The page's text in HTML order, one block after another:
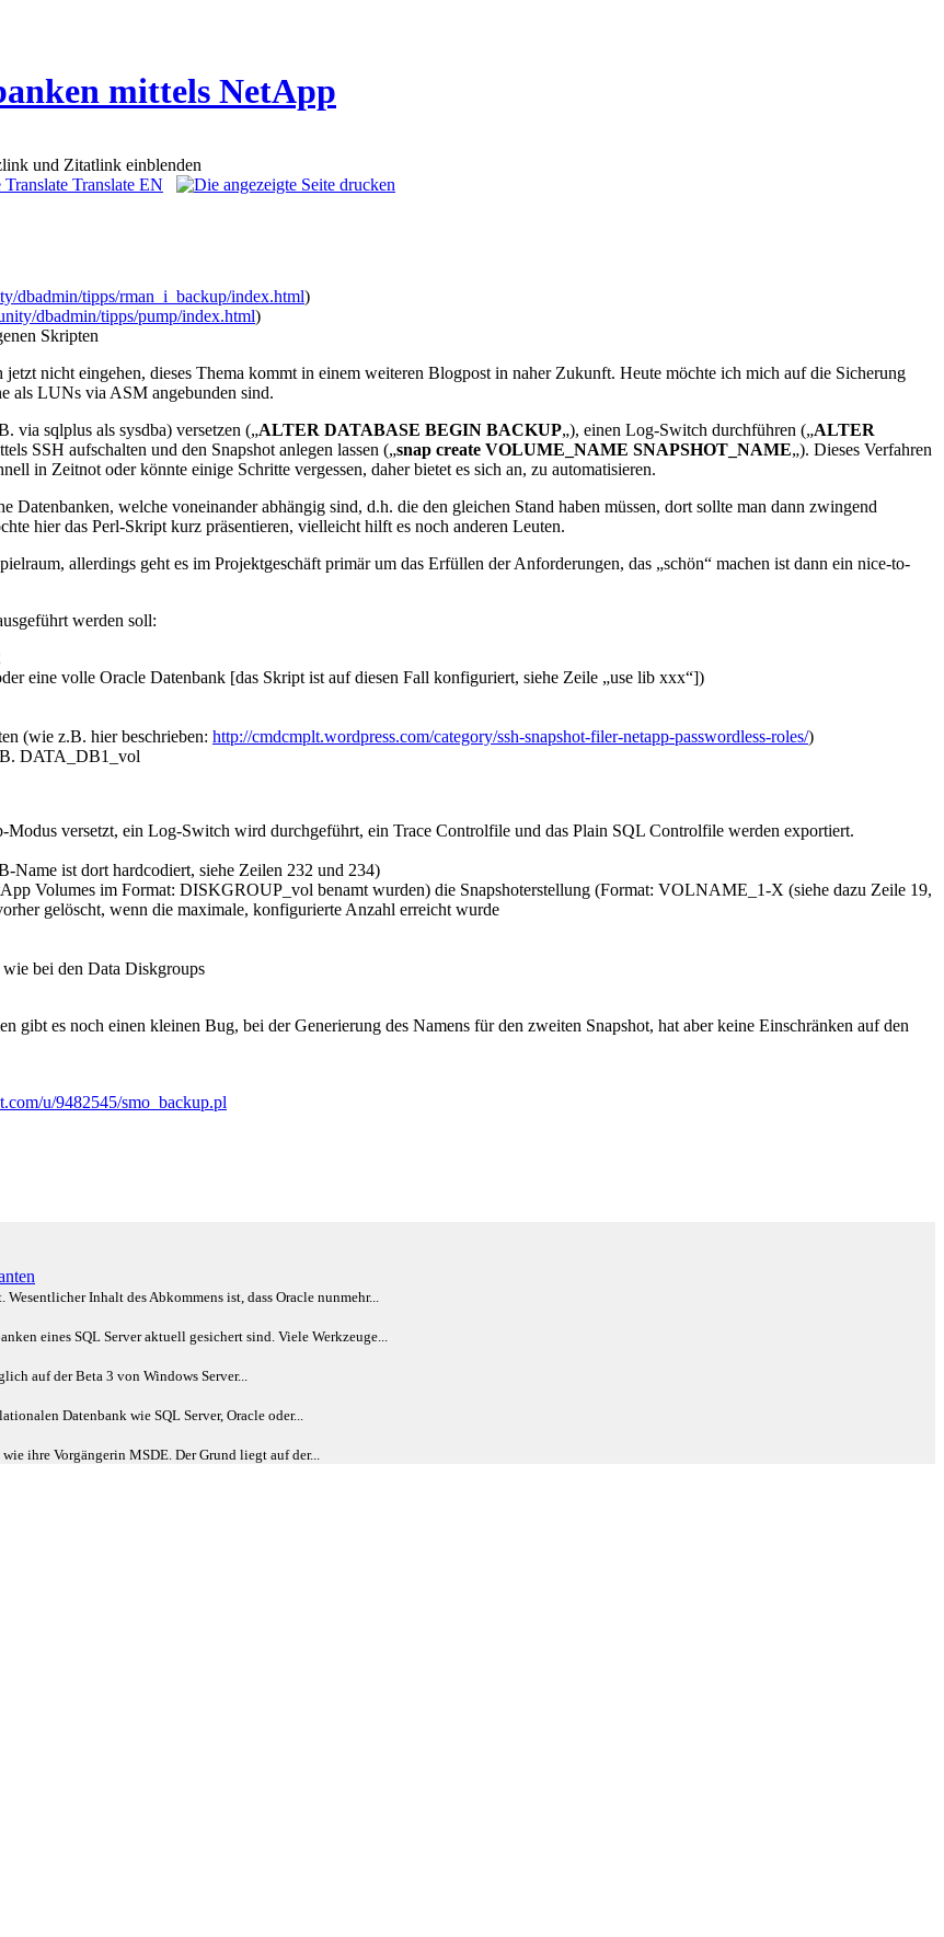
mittels NetApp
Translate EN
dbadmin/tipps/rman_i_backup/index.html)
dbadmin/tipps/pump/index.html)
Skripten
nicht eingehen, dieses Thema kommt in einem weiteren Blogpost in naher Zukunft. Heute möchte ich mich auf die Sicherung
als LUNs via ASM angebunden sind.
via sqlplus als sysdba) versetzen („ALTER DATABASE BEGIN BACKUP„), einen Log-Switch durchführen („ALTER
SSH aufschalten und den Snapshot anlegen lassen („snap create VOLUME_NAME SNAPSHOT_NAME„). Dieses Verfahren
in Zeitnot oder könnte einige Schritte vergessen, daher bietet es sich an, zu automatisieren.
Datenbanken, welche voneinander abhängig sind, d.h. die den gleichen Stand haben müssen, dort sollte man dann zwingend
hier das Perl-Skript kurz präsentieren, vielleicht hilft es noch anderen Leuten.
allerdings geht es im Projektgeschäft primär um das Erfüllen der Anforderungen, das „schön“ machen ist dann ein nice-to-
werden soll:
eine volle Oracle Datenbank [das Skript ist auf diesen Fall konfiguriert, siehe Zeile „use lib xxx“])
(wie z.B. hier beschrieben: http://cmdcmplt.wordpress.com/category/ssh-snapshot-filer-netapp-passwordless-roles/)
DATA_DB1_vol
versetzt, ein Log-Switch wird durchgeführt, ein Trace Controlfile und das Plain SQL Controlfile werden exportiert.
ist dort hardcodiert, siehe Zeilen 232 und 234)
Volumes im Format: DISKGROUP_vol benamt wurden) die Snapshoterstellung (Format: VOLNAME_1-X (siehe dazu Zeile 19,
gelöscht, wenn die maximale, konfigurierte Anzahl erreicht wurde
bei den Data Diskgroups
es noch einen kleinen Bug, bei der Generierung des Namens für den zweiten Snapshot, hat aber keine Einschränken auf den
u/9482545/smo_backup.pl
Inhalt des Abkommens ist, dass Oracle nunmehr...
eines SQL Server aktuell gesichert sind. Viele Werkzeuge...
auf der Beta 3 von Windows Server...
Datenbank wie SQL Server, Oracle oder...
ihre Vorgängerin MSDE. Der Grund liegt auf der...